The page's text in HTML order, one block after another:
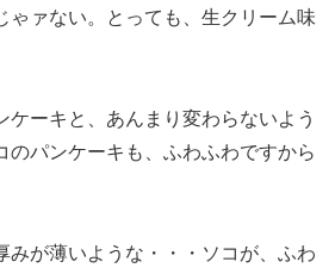
ゃァない。とっても、生クリーム味
ケーキと、あんまり変わらないよう
のパンケーキも、ふわふわですから
みが薄いような・・・ソコが、ふわ